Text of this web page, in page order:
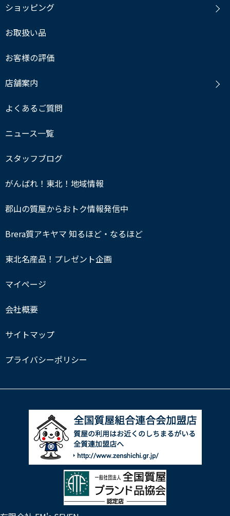
ショッピング
お取扱い品
お客様の評価
店舗案内
よくあるご質問
ニュース一覧
スタッフブログ
がんばれ！東北！地域情報
郡山の質屋からおトク情報発信中
Brera質アキヤマ 知るほど・なるほど
東北名産品！プレゼント企画
マイページ
会社概要
サイトマップ
プライバシーポリシー